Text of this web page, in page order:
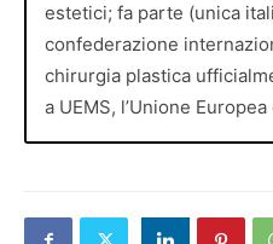
estetici; fa parte (unica
confederazione
chirurgia plastica
a UEMS, l’Unione